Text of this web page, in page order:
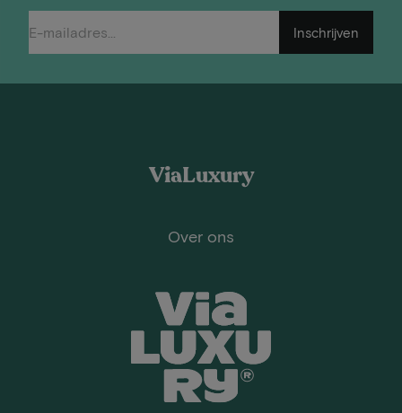
Inschrijven
ViaLuxury
Over ons